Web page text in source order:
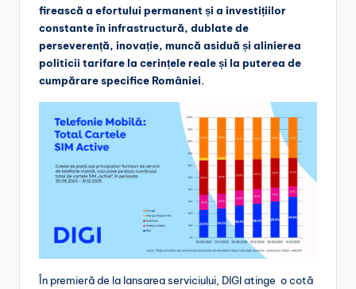
firească a efortului permanent și a investițiilor
constante în infrastructură, dublate de
perseverență, inovație, muncă asiduă și alinierea
politicii tarifare la cerințele reale și la puterea de
cumpărare specifice României.
În premieră de la lansarea serviciului, DIGI atinge o cotă